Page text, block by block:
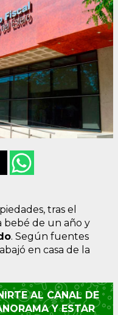
tras el
bebé de un año y
. Según fuentes
en casa de la
AL CANAL DE
Y ESTAR